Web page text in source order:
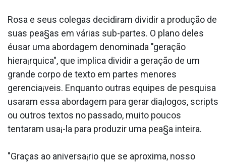
Rosa e seus colegas decidiram dividir a produção de
suas pea§as em várias sub-partes. O plano deles
éusar uma abordagem denominada "geração
hiera¡rquica", que implica dividir a geração de um
grande corpo de texto em partes menores
gerencia¡veis. Enquanto outras equipes de pesquisa
usaram essa abordagem para gerar dia¡logos, scripts
ou outros textos no passado, muito poucos
tentaram usa¡-la para produzir uma pea§a inteira.
"Graças ao aniversa¡rio que se aproxima, nosso